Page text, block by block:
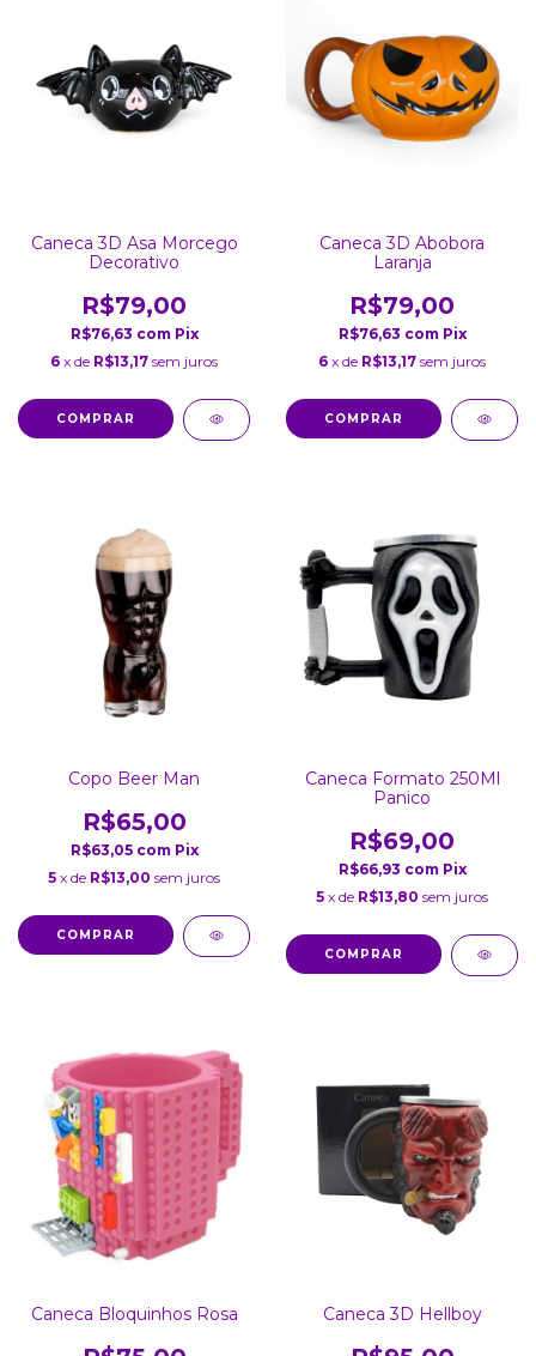
Caneca 3D Asa Morcego
Decorativo
R$79,00
R$76,63 com Pix
6 x de R$13,17 sem juros
Caneca 3D Abobora
Laranja
R$79,00
R$76,63 com Pix
6 x de R$13,17 sem juros
Copo Beer Man
R$65,00
R$63,05 com Pix
5 x de R$13,00 sem juros
Caneca Formato 250Ml
Panico
R$69,00
R$66,93 com Pix
5 x de R$13,80 sem juros
Caneca Bloquinhos Rosa Caneca 3D Hellboy